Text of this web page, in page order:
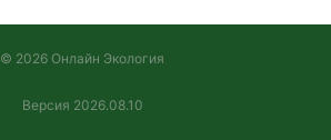
© 2026 Онлайн Экология
Версия 2026.08.10